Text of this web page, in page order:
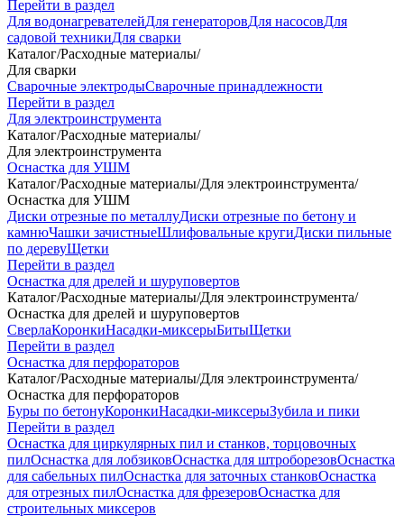
Перейти в раздел
Для водонагревателейДля генераторовДля насосовДля
садовой техникиДля сварки
Каталог/Расходные материалы/
Для сварки
Сварочные электродыСварочные принадлежности
Перейти в раздел
Для электроинструмента
Каталог/Расходные материалы/
Для электроинструмента
Оснастка для УШМ
Каталог/Расходные материалы/Для электроинструмента/
Оснастка для УШМ
Диски отрезные по металлуДиски отрезные по бетону и
камнюЧашки зачистныеШлифовальные кругиДиски пильные
по деревуЩетки
Перейти в раздел
Оснастка для дрелей и шуруповертов
Каталог/Расходные материалы/Для электроинструмента/
Оснастка для дрелей и шуруповертов
СверлаКоронкиНасадки-миксерыБитыЩетки
Перейти в раздел
Оснастка для перфораторов
Каталог/Расходные материалы/Для электроинструмента/
Оснастка для перфораторов
Буры по бетонуКоронкиНасадки-миксерыЗубила и пики
Перейти в раздел
Оснастка для циркулярных пил и станков, торцовочных
пилОснастка для лобзиковОснастка для штроборезовОснастка
для сабельных пилОснастка для заточных станковОснастка
для отрезных пилОснастка для фрезеровОснастка для
строительных миксеров